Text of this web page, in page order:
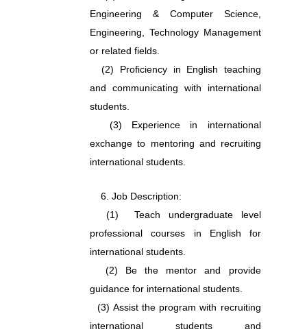
Engineering & Computer Science,
Engineering, Technology Management
or related fields.
(2) Proficiency in English teaching
and communicating with international
students.
(3) Experience in international
exchange to mentoring and recruiting
international students.
6. Job Description:
(1)
Teach undergraduate level
professional courses in English for
international students.
(2) Be the mentor and provide
guidance for international students.
(3) Assist the program with recruiting
international students and